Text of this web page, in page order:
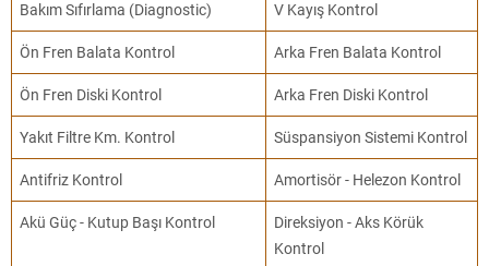
Bakım Sıfırlama (Diagnostic) V Kayış Kontrol
Ön Fren Balata Kontrol Arka Fren Balata Kontrol
Ön Fren Diski Kontrol Arka Fren Diski Kontrol
Yakıt Filtre Km. Kontrol Süspansiyon Sistemi Kontrol
Antifriz Kontrol Amortisör - Helezon Kontrol
Akü Güç - Kutup Başı Kontrol
Direksiyon - Aks Körük
Kontrol